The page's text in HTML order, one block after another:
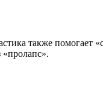
также помогает